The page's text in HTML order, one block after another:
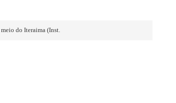
do Iteraima (Inst.